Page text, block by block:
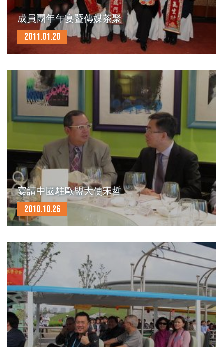
成員團年午宴暨傳媒茶聚
2011.01.20
宴請中國駐歐盟大使宋哲
2010.10.26